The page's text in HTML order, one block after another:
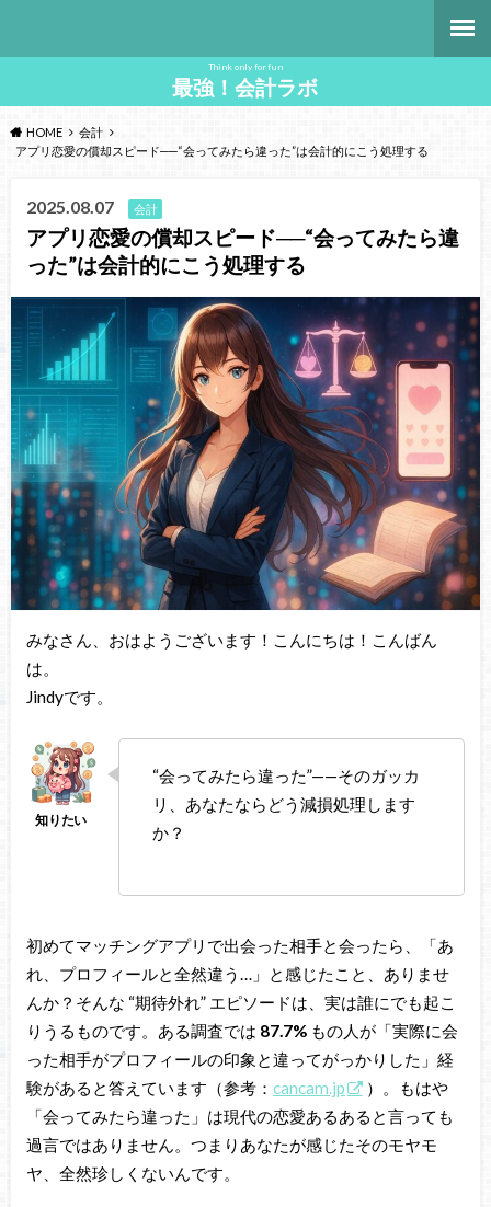
Think only for fun
最強！会計ラボ
HOME
会計
アプリ恋愛の償却スピード──“会ってみたら違った”は会計的にこう処理する
2025.08.07 会計
アプリ恋愛の償却スピード──“会ってみたら違
った”は会計的にこう処理する
みなさん、おはようございます！こんにちは！こんばん
は。
Jindyです。
“会ってみたら違った”——そのガッカ
リ、あなたならどう減損処理します
か？
初めてマッチングアプリで出会った相手と会ったら、「あ
れ、プロフィールと全然違う…」と感じたこと、ありませ
んか？そんな “期待外れ” エピソードは、実は誰にでも起こ
りうるものです。ある調査では 87.7%もの人が「実際に会
った相手がプロフィールの印象と違ってがっかりした」経
験があると答えています（参考： cancam.jp
）。もはや
「会ってみたら違った」は現代の恋愛あるあると言っても
過言ではありません。つまりあなたが感じたそのモヤモ
ヤ、全然珍しくないんです。